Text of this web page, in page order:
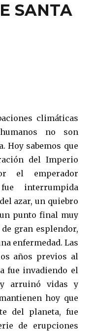
SANTA
climáticas
no son
Hoy sabemos que
del Imperio
el emperador
interrumpida
azar, un quiebro
punto final muy
gran esplendor,
enfermedad. Las
años previos al
fue invadiendo el
arruinó vidas y
hoy que
del planeta, fue
de erupciones